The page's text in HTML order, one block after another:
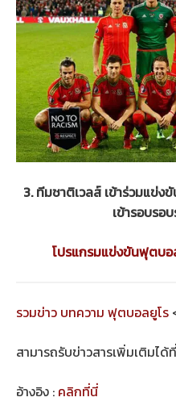
3. ทีมชาติเวลส์ เข้าร่วมแข่ง
เข้ารอบรอ
โปรแกรมแข่งขันฟุตบ
รวมข่าว บทความ ฟุตบอลยูโร
สามารถรับข่าวสารเพิ่มเติมได้
อ้างอิง : คลิกที่นี่